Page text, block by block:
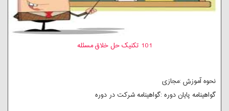
101 تکنیک حل خلاق مسئله
نحوه آموزش :مجازی
گواهینامه پایان دوره :گواهینامه شرکت در دوره